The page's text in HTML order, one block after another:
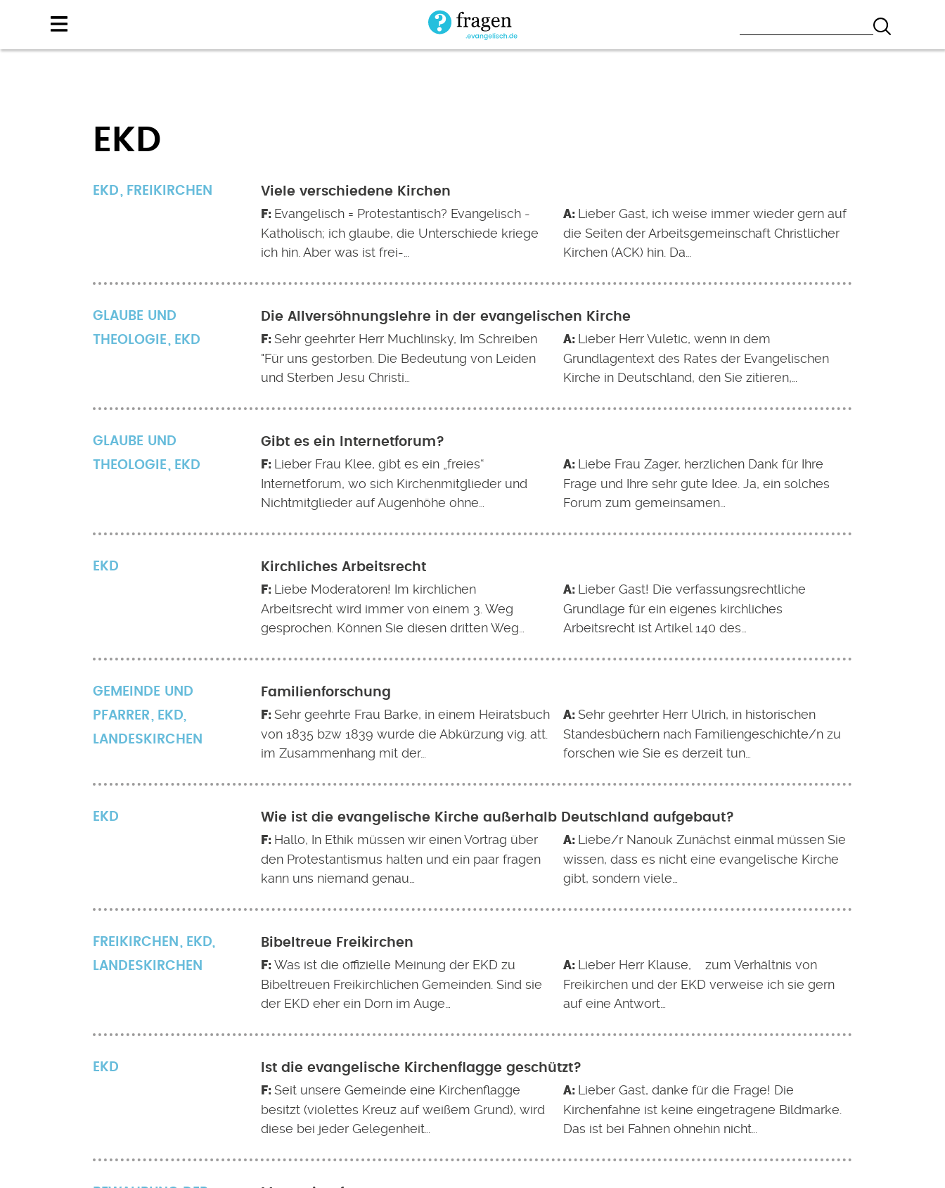
EKD
EKD FREIKIRCHEN Viele verschiedene Kirchen
Evangelisch = Protestantisch? Evangelisch -
Katholisch; ich glaube, die Unterschiede kriege
ich hin. Aber was ist frei-…
Lieber Gast, ich weise immer wieder gern auf
die Seiten der Arbeitsgemeinschaft Christlicher
Kirchen (ACK) hin. Da…
GLAUBE UND
THEOLOGIE
EKD
Die Allversöhnungslehre in der evangelischen Kirche
Sehr geehrter Herr Muchlinsky, Im Schreiben
"Für uns gestorben. Die Bedeutung von Leiden
und Sterben Jesu Christi…
Lieber Herr Vuletic, wenn in dem
Grundlagentext des Rates der Evangelischen
Kirche in Deutschland, den Sie zitieren,…
GLAUBE UND
THEOLOGIE
EKD
Gibt es ein Internetforum?
Lieber Frau Klee, gibt es ein „freies“
Internetforum, wo sich Kirchenmitglieder und
Nichtmitglieder auf Augenhöhe ohne…
Liebe Frau Zager, herzlichen Dank für Ihre
Frage und Ihre sehr gute Idee. Ja, ein solches
Forum zum gemeinsamen…
EKD Kirchliches Arbeitsrecht
Liebe Moderatoren! Im kirchlichen
Arbeitsrecht wird immer von einem 3. Weg
gesprochen. Können Sie diesen dritten Weg…
Lieber Gast! Die verfassungsrechtliche
Grundlage für ein eigenes kirchliches
Arbeitsrecht ist Artikel 140 des…
GEMEINDE UND
PFARRER
EKD,
LANDESKIRCHEN
Familienforschung
Sehr geehrte Frau Barke, in einem Heiratsbuch
von 1835 bzw 1839 wurde die Abkürzung vig. att.
im Zusammenhang mit der…
Sehr geehrter Herr Ulrich, in historischen
Standesbüchern nach Familiengeschichte/n zu
forschen wie Sie es derzeit tun…
EKD Wie ist die evangelische Kirche außerhalb Deutschland aufgebaut?
Hallo, In Ethik müssen wir einen Vortrag über
den Protestantismus halten und ein paar fragen
kann uns niemand genau…
Liebe/r Nanouk Zunächst einmal müssen Sie
wissen, dass es nicht eine evangelische Kirche
gibt, sondern viele…
FREIKIRCHEN EKD,
LANDESKIRCHEN
Bibeltreue Freikirchen
Was ist die offizielle Meinung der EKD zu
Bibeltreuen Freikirchlichen Gemeinden. Sind sie
der EKD eher ein Dorn im Auge…
Lieber Herr Klause, zum Verhältnis von
Freikirchen und der EKD verweise ich sie gern
auf eine Antwort…
EKD Ist die evangelische Kirchenflagge geschützt?
Seit unsere Gemeinde eine Kirchenflagge
besitzt (violettes Kreuz auf weißem Grund), wird
diese bei jeder Gelegenheit…
Lieber Gast, danke für die Frage! Die
Kirchenfahne ist keine eingetragene Bildmarke.
Das ist bei Fahnen ohnehin nicht…